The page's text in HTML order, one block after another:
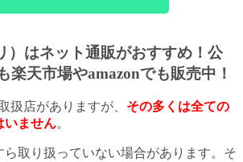
）はネット通販がおすすめ！公
楽天市場やamazonでも販売中！
扱店がありますが、 その多くは全ての
いません。
取り扱っていない場合があります。そ